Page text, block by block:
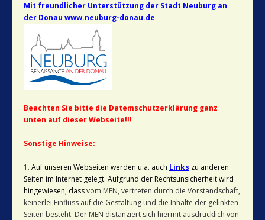
Mit freundlicher Unterstützung der Stadt Neuburg an
der Donau www.neuburg-donau.de
Beachten Sie bitte die Datemschutzerklärung ganz
unten auf dieser Webseite!!!
Sonstige Hinweise:
1. Auf unseren Webseiten werden u.a. auch Links zu anderen
Seiten im Internet gelegt. Aufgrund der Rechtsunsicherheit wird
hingewiesen, dassvom MEN, vertreten durch die Vorstandschaft,
keinerlei Einfluss auf die Gestaltung und die Inhalte der gelinkten
Seiten besteht. Der MEN distanziert sich hiermit ausdrücklich von